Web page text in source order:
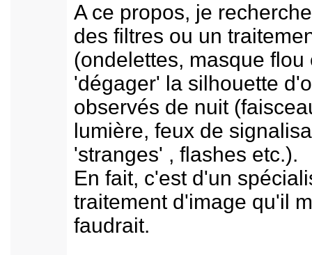
A ce propos, je
des filtres ou un
(ondelettes, masque flou
'dégager' la silhouette
observés de nuit
lumière, feux de
'stranges' , flashes etc.).
En fait, c'est d'un
traitement d'image qu'il
faudrait.